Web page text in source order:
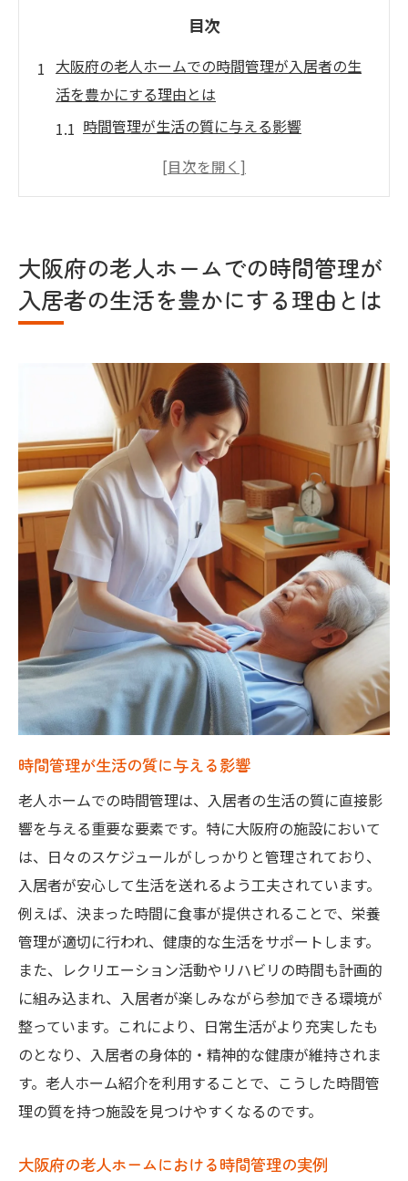
目次
大阪府の老人ホームでの時間管理が入居者の生
活を豊かにする理由とは
時間管理が生活の質に与える影響
大阪府の老人ホームにおける時間管理の実
スタッフの役割と時間管理の重要性
効率的な時間管理がもたらす安心感
で見つける方法
老人ホーム紹介サイトの活用方法
訪問時に確認すべき時間管理ポイント
大阪府での老人ホームの選び方
口コミと評判から見る時間管理の評価
実際に体験した人の声を参考にする
見学時に注目するべき時間管理の工夫
老人ホーム紹介を活用して大阪で最適な施設を
選ぶポイント
老人ホーム紹介サービスのメリット
大阪府の老人ホーム紹介の流れと手順
信頼できる紹介業者の選び方
紹介サービス利用時の注意点
紹介サービスで得られる情報の活用法
老人ホーム訪問時のチェックポイントで時間管
理の質を見極める
訪問前に準備すべき質問事項
施設スタッフの対応時間を観察する
入居者の日常生活の様子を確認
時間管理に関する施設のポリシーを知る
訪問時に感じた雰囲気で判断する
時間管理の取り組みを具体的に聞く
大阪府の老人ホームでの時間管理を最適化する
効果的なスケジュール管理方法
大阪府の老人ホームでの時間管理が
入居者の生活を豊かにする理由とは
時間管理が生活の質に与える影響
老人ホームでの時間管理は、入居者の生活の質に直接影
響を与える重要な要素です。特に大阪府の施設において
は、日々のスケジュールがしっかりと管理されており、
入居者が安心して生活を送れるよう工夫されています。
例えば、決まった時間に食事が提供されることで、栄養
管理が適切に行われ、健康的な生活をサポートします。
また、レクリエーション活動やリハビリの時間も計画的
に組み込まれ、入居者が楽しみながら参加できる環境が
整っています。これにより、日常生活がより充実したも
のとなり、入居者の身体的・精神的な健康が維持されま
す。老人ホーム紹介を利用することで、こうした時間管
理の質を持つ施設を見つけやすくなるのです。
大阪府の老人ホームにおける時間管理の実例